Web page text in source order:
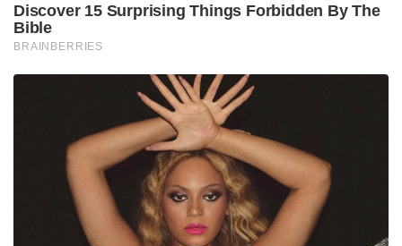
Discover 15 Surprising Things Forbidden By The
Bible
BRAINBERRIES